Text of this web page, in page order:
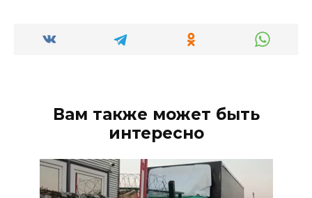
Вам также может быть
интересно